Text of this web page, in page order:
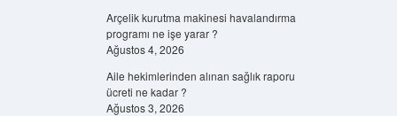
Arçelik kurutma makinesi havalandırma
programı ne işe yarar ?
Ağustos 4, 2026
Aile hekimlerinden alınan sağlık raporu
ücreti ne kadar ?
Ağustos 3, 2026